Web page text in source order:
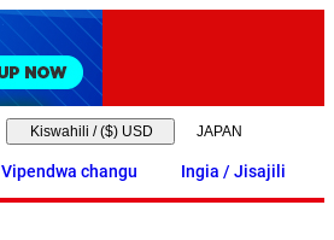
Kiswahili / ($) USD
Vipendwa changu Ingia / Jisajili